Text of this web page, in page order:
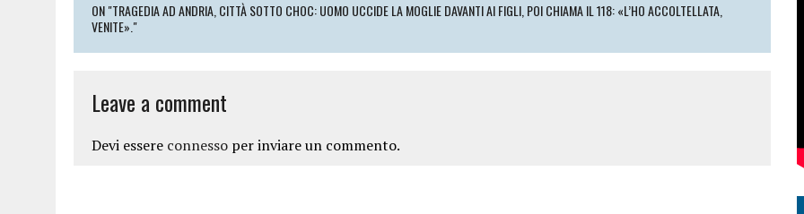
ON "TRAGEDIA AD ANDRIA, CITTÀ SOTTO CHOC: UOMO UCCIDE LA MOGLIE DAVANTI AI FIGLI, POI CHIAMA IL 118: «L’HO ACCOLTELLATA,
VENITE»."
Leave a comment
Devi essere connesso per inviare un commento.